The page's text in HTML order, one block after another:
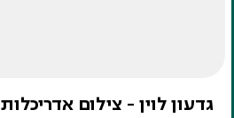
גדעון לוין - צילום אדריכלות